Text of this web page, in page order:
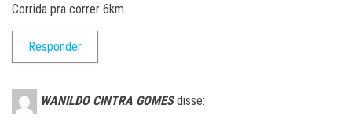
Corrida pra correr 6km.
Responder
WANILDO CINTRA GOMES disse: